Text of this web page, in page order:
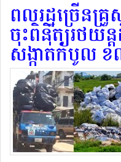
ពលរដ្ឋច្រើនគ្រួ
ចុះពិនិត្យរថយន្
សង្កាត់កំបូល